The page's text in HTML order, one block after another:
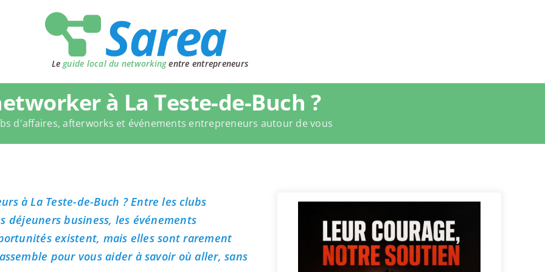
Le guide local du networkingentre entrepreneurs
à La Teste-de-Buch ?
d'affaires, afterworks et événements entrepreneurs autour de vous
à La Teste-de-Buch ? Entre les clubs
déjeuners business, les événements
existent, mais elles sont rarement
pour vous aider à savoir où aller, sans